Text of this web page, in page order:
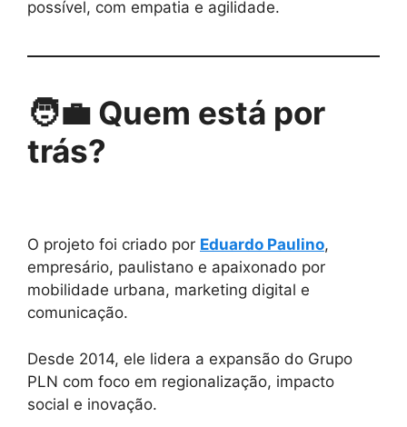
possível, com empatia e agilidade.
🧑‍💼 Quem está por
trás?
O projeto foi criado por Eduardo Paulino,
empresário, paulistano e apaixonado por
mobilidade urbana, marketing digital e
comunicação.
Desde 2014, ele lidera a expansão do Grupo
PLN com foco em regionalização, impacto
social e inovação.